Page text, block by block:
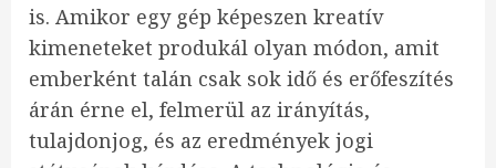
is. Amikor egy gép képeszen kreatív
kimeneteket produkál olyan módon, amit
emberként talán csak sok idő és erőfeszítés
árán érne el, felmerül az irányítás,
tulajdonjog, és az eredmények jogi